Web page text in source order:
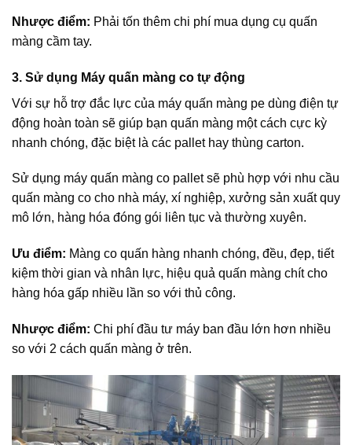
Nhược điểm: Phải tốn thêm chi phí mua dụng cụ quấn
màng cầm tay.
3. Sử dụng Máy quấn màng co tự động
Với sự hỗ trợ đắc lực của máy quấn màng pe dùng điện tự
động hoàn toàn sẽ giúp bạn quấn màng một cách cực kỳ
nhanh chóng, đặc biệt là các pallet hay thùng carton.
Sử dụng máy quấn màng co pallet sẽ phù hợp với nhu cầu
quấn màng co cho nhà máy, xí nghiệp, xưởng sản xuất quy
mô lớn, hàng hóa đóng gói liên tục và thường xuyên.
Ưu điểm: Màng co quấn hàng nhanh chóng, đều, đẹp, tiết
kiệm thời gian và nhân lực, hiệu quả quấn màng chít cho
hàng hóa gấp nhiều lần so với thủ công.
Nhược điểm: Chi phí đầu tư máy ban đầu lớn hơn nhiều
so với 2 cách quấn màng ở trên.